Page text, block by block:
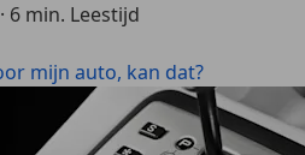
· 6 min. Leestijd
mijn auto, kan dat?